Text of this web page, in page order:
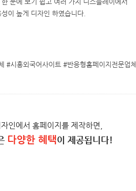
이 높게 디자인 하였습니다.
#시흥외국어사이트 #반응형홈페이지전문업체
인에서 홈페이지를 제작하면,
다양한 혜택이 제공됩니다!